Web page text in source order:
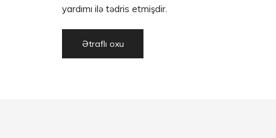
yardımı ilə tədris etmişdir.
Ətraflı oxu